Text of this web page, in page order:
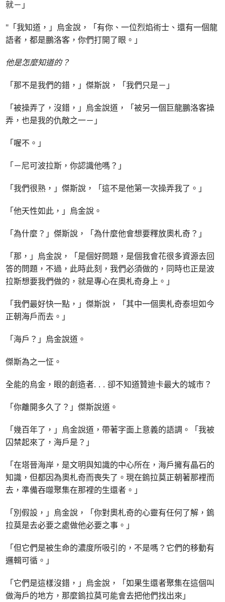
就－」
"「我知道，」烏金說，「有你、一位烈焰術士、還有一個龍
語者，都是鵬洛客，你們打開了眼。」
他是怎麼知道的？
「那不是我們的錯，」傑斯說，「我們只是－」
「被操弄了，沒錯，」烏金說道，「被另一個巨龍鵬洛客操
弄，也是我的仇敵之一－」
「喔不。」
「－尼可波拉斯，你認識他嗎？」
「我們很熟，」傑斯說，「這不是他第一次操弄我了。」
「他天性如此，」烏金說。
「為什麼？」傑斯說，「為什麼他會想要釋放奧札奇？」
「那，」烏金說，「是個好問題，是個我會花很多資源去回
答的問題，不過，此時此刻，我們必須做的，同時也正是波
拉斯想要我們做的，就是專心在奧札奇身上。」
「我們最好快一點，」傑斯說，「其中一個奧札奇泰坦如今
正朝海戶而去。」
「海戶？」烏金說道。
傑斯為之一怔。
全能的烏金，眼的創造者. . . 卻不知道贊迪卡最大的城市？
「你離開多久了？」傑斯說道。
「幾百年了，」烏金說道，帶著字面上意義的語調。「我被
囚禁起來了，海戶是？」
「在塔晉海岸，是文明與知識的中心所在，海戶擁有晶石的
知識，但都因為奧札奇而喪失了。現在鎢拉莫正朝著那裡而
去，準備吞噬聚集在那裡的生還者。」
「別假設，」烏金說，「你對奧札奇的心靈有任何了解，鎢
拉莫是去必要之處做他必要之事。」
「但它們是被生命的濃度所吸引的，不是嗎？它們的移動有
邏輯可循。」
「它們是這樣沒錯，」烏金說，「如果生還者聚集在這個叫
做海戶的地方，那麼鎢拉莫可能會去把他們找出來」